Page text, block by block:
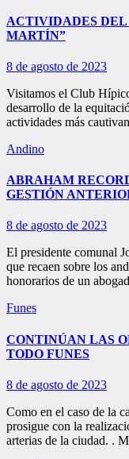
ACTIVIDADES
MARTÍN”
8 de agosto de 2023
Visitamos el Club
desarrollo de la
actividades más
Andino
ABRAHAM
GESTIÓN
8 de agosto de 2023
El presidente comunal
que recaen sobre los
honorarios de un
Funes
CONTINÚAN LAS
TODO FUNES
8 de agosto de 2023
Como en el caso de la
prosigue con la
arterias de la ciudad. .